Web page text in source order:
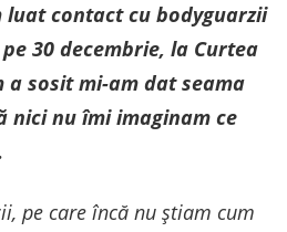
luat contact cu bodyguarzii
30 decembrie, la Curtea
a sosit mi-am dat seama
nici nu îmi imaginam ce
pe care încă nu știam cum